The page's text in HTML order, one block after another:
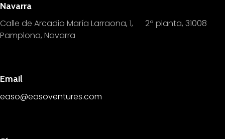
Navarra
Calle de Arcadio María Larraona, 1, 2ª planta, 31008
Pamplona, Navarra
Email
easo@easoventures.com